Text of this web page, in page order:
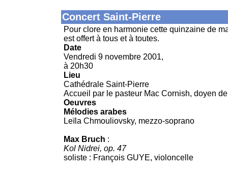
Concert Saint-Pierre
Pour clore en harmonie cette quinzaine de
est offert à tous et à toutes.
Date
Vendredi 9 novembre 2001,
à 20h30
Lieu
Cathédrale Saint-Pierre
Accueil par le pasteur Mac Cornish, doyen
Oeuvres
Mélodies arabes
Leïla Chmouliovsky, mezzo-soprano
Max Bruch :
Kol Nidrei, op. 47
soliste : François GUYE, violoncelle